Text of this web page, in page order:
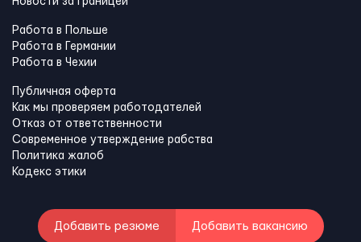
Работа в Польше
Работа в Германии
Работа в Чехии
Публичная оферта
Как мы проверяем работодателей
Отказ от ответственности
Современное утверждение рабства
Политика жалоб
Кодекс этики
Добавить резюме Добавить вакансию